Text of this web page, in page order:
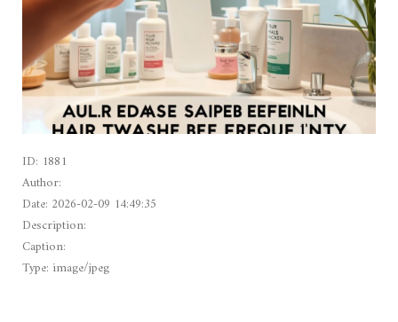
ID: 1881
Author:
Date: 2026-02-09 14:49:35
Description:
Caption:
Type: image/jpeg